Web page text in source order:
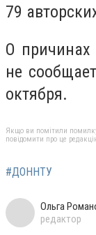
79
О причинах
не
октября.
Якщо ви помітили
повідомити про це
#ДОННТУ
Ольга
редактор